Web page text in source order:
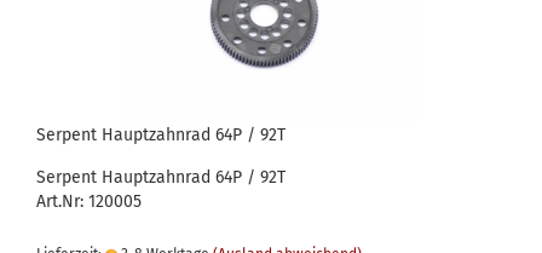
Serpent Hauptzahnrad 64P / 92T
Serpent Hauptzahnrad 64P / 92T
Art.Nr: 120005